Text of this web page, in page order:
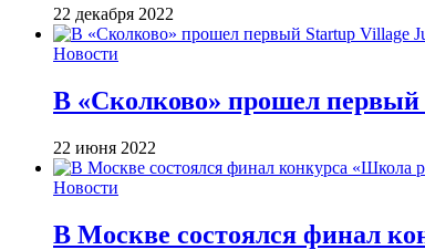
22 декабря 2022
Новости
В «Сколково» прошел
22 июня 2022
Новости
В Москве состоялся финал